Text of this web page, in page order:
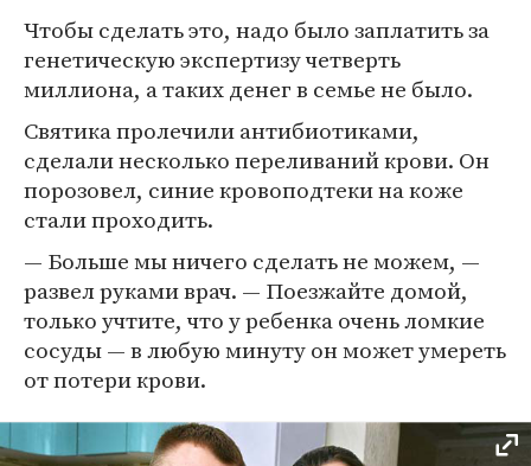
Чтобы сделать это, надо было заплатить за
генетическую экспертизу четверть
миллиона, а таких денег в семье не было.
Святика пролечили антибиотиками,
сделали несколько переливаний крови. Он
порозовел, синие кровоподтеки на коже
стали проходить.
— Больше мы ничего сделать не можем, —
развел руками врач. — Поезжайте домой,
только учтите, что у ребенка очень ломкие
сосуды — в любую минуту он может умереть
от потери крови.